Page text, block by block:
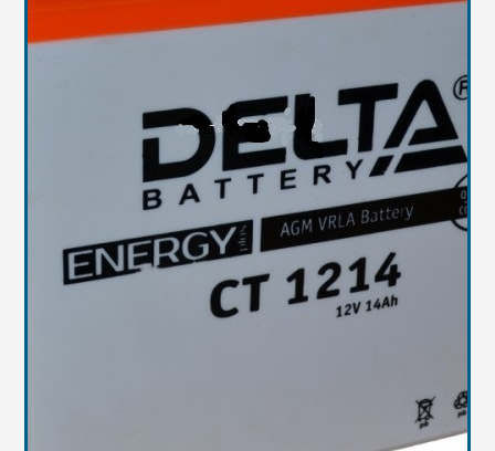
Масла
Мототехника
Садовая техника
Инструмент
Лодки и моторы
Активный отдых
Электроинструмент
и оснастка